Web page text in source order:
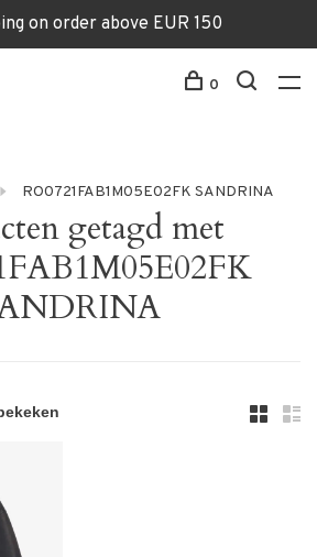
on order above EUR 150
0
RO0721FAB1M05E02FK SANDRINA
getagd met